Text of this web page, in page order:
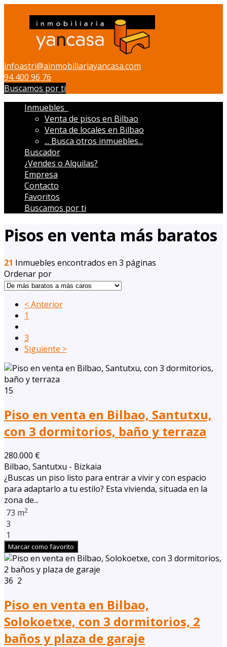
infoastri@ainmobiliariayancasa.com
94 400 96 76
Buscamos por ti
Inmuebles
Venta de pisos en Bilbao
Venta de locales en Bilbao
... Busca otros inmuebles...
Buscador
¿Vendes o Alquilas?
Empresa
Contacto
Favoritos
Buscamos por ti
Pisos en venta más baratos
21 Inmuebles encontrados en 3 páginas
Ordenar por
< Anterior
1
3
Siguiente >
15
Piso en venta en Bilbao, Santutxu,
con 3 dormitorios, baño y terraza
280.000 €
Bilbao, Santutxu - Bizkaia
¿Buscas un piso listo para entrar a vivir y con espacio
para adaptarlo a tu estilo? Esta vivienda, situada en la
zona de...
73 m2
3
1
Marcar como favorito
36 2
Piso en venta en Bilbao,
Solokoetxe, con 3 dormitorios, 2
baños y plaza de garaje